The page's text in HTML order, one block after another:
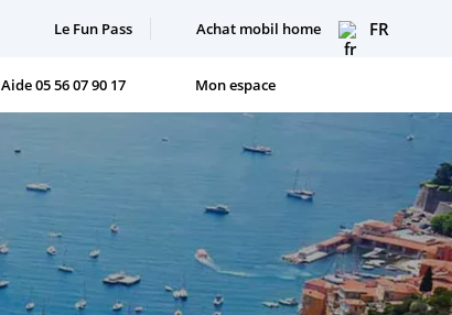
Le Fun Pass Achat mobil home FR
Aide 05 56 07 90 17 Mon espace